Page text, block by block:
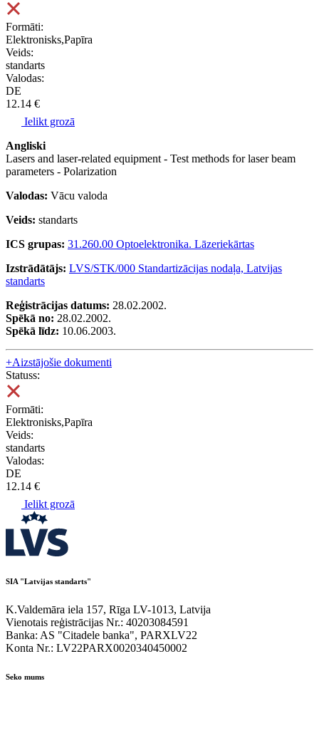
Formāti:
Elektronisks,Papīra
Veids:
standarts
Valodas:
DE
12.14 €
Ielikt grozā
Angliski
Lasers and laser-related equipment - Test methods for laser beam
parameters - Polarization
Valodas: Vācu valoda
Veids: standarts
ICS grupas: 31.260.00 Optoelektronika. Lāzeriekārtas
Izstrādātājs: LVS/STK/000 Standartizācijas nodaļa, Latvijas
standarts
Reģistrācijas datums: 28.02.2002.
Spēkā no: 28.02.2002.
Spēkā līdz: 10.06.2003.
+Aizstājošie dokumenti
Statuss:
Formāti:
Elektronisks,Papīra
Veids:
standarts
Valodas:
DE
12.14 €
Ielikt grozā
SIA "Latvijas standarts"
K.Valdemāra iela 157, Rīga LV-1013, Latvija
Vienotais reģistrācijas Nr.: 40203084591
Banka: AS "Citadele banka", PARXLV22
Konta Nr.: LV22PARX0020340450002
Seko mums